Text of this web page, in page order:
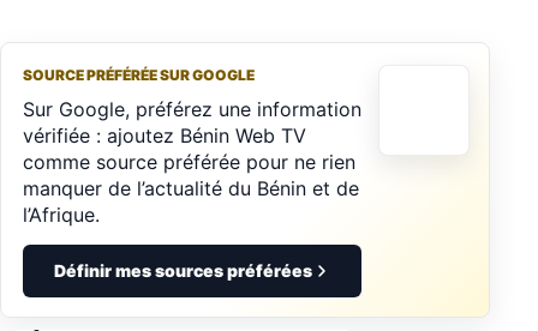
SOURCE PRÉFÉRÉE SUR GOOGLE
Sur Google, préférez une information
vérifiée : ajoutez Bénin Web TV
comme source préférée pour ne rien
manquer de l’actualité du Bénin et de
l’Afrique.
Définir mes sources préférées